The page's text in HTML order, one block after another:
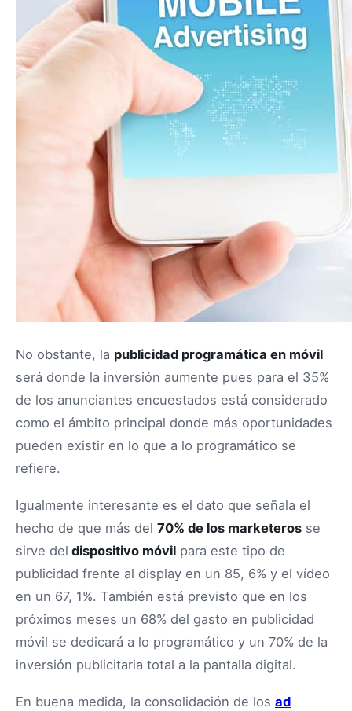
No obstante, la publicidad programática en móvil
será donde la inversión aumente pues para el 35%
de los anunciantes encuestados está considerado
como el ámbito principal donde más oportunidades
pueden existir en lo que a lo programático se
refiere.
Igualmente interesante es el dato que señala el
hecho de que más del 70% de los marketeros se
sirve del dispositivo móvil para este tipo de
publicidad frente al display en un 85, 6% y el vídeo
en un 67, 1%. También está previsto que en los
próximos meses un 68% del gasto en publicidad
móvil se dedicará a lo programático y un 70% de la
inversión publicitaria total a la pantalla digital.
En buena medida, la consolidación de los ad